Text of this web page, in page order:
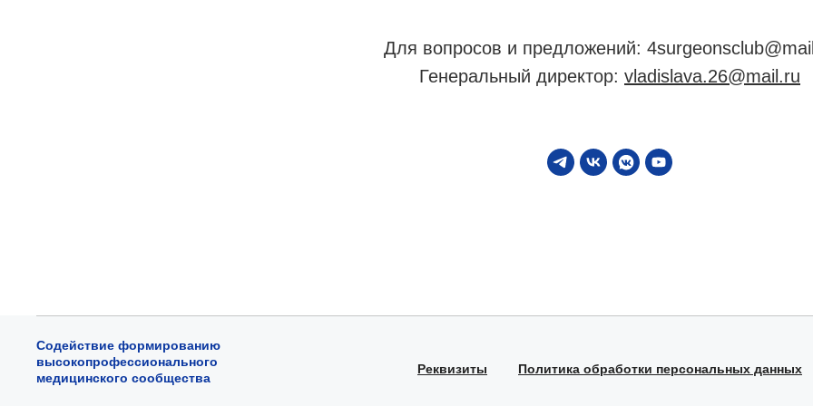
Для вопросов и предложений:
Генеральный директор: vladislava.26@mail.ru
Содействие формированию
высокопрофессионального
медицинского сообщества
Реквизиты Политика обработки персональных данных